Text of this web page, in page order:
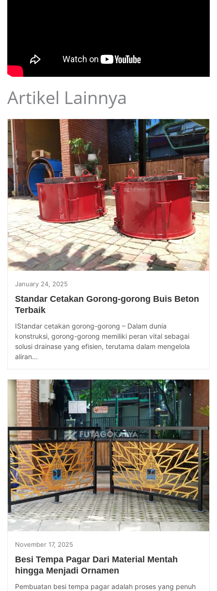
Artikel Lainnya
January 24, 2025
Standar Cetakan Gorong-gorong Buis Beton
Terbaik
IStandar cetakan gorong-gorong – Dalam dunia
konstruksi, gorong-gorong memiliki peran vital sebagai
solusi drainase yang efisien, terutama dalam mengelola
aliran...
November 17, 2025
Besi Tempa Pagar Dari Material Mentah
hingga Menjadi Ornamen
Pembuatan besi tempa pagar adalah proses yang penuh